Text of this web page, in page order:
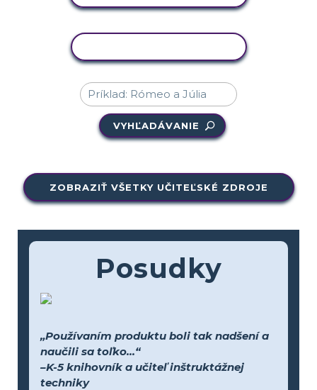
VYHĽADÁVANIE
ZOBRAZIŤ VŠETKY UČITEĽSKÉ ZDROJE
Posudky
„Používaním produktu boli tak nadšení a
naučili sa toľko...“
–K-5 knihovník a učiteľ inštruktážnej
techniky